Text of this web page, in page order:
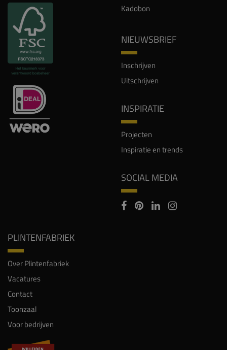
Kadobon
NIEUWSBRIEF
Inschrijven
Uitschrijven
INSPIRATIE
Projecten
Inspiratie en trends
SOCIAL MEDIA
PLINTENFABRIEK
Over Plintenfabriek
Vacatures
Contact
Toonzaal
Voor bedrijven